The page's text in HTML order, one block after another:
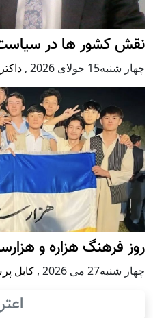
نقش کشور ها در
چهار شنبه15 جولای 2026 ,
روز فرهنگ هزاره و
چهار شنبه27 می 2026 , کابل